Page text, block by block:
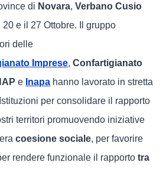
di Novara,Verbano Cusio
20 e il 27 Ottobre. Il gruppo
delle
Imprese,Confartigianato
e Inapa hanno lavorato in stretta
per consolidare il rapporto
territori promuovendo iniziative
coesione sociale, per favorire
rendere funzionale il rapportotra